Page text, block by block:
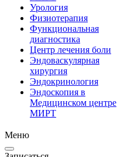
Урология
Физиотерапия
Функциональная
диагностика
Центр лечения боли
Эндоваскулярная
хирургия
Эндокринология
Эндоскопия в
Медицинском центре
МИРТ
Меню